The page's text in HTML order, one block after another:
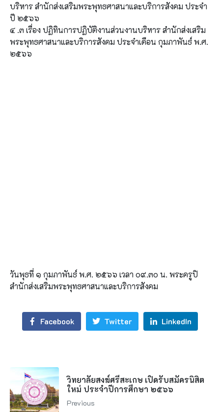
บริหาร สำนักส่งเสริมพระพุทธศาสนาและบริการสังคม ประจำ
ปี ๒๕๖๖
๔ .๓ เรื่อง ปฏิทินการปฏิบัติงานส่วนงานบริหาร สำนักส่งเสริม
พระพุทธศาสนาและบริการสังคม ประจำเดือน กุมภาพันธ์ พ.ศ.
๒๕๖๖
วันพุธที่ ๑ กุมภาพันธ์ พ.ศ. ๒๕๖๖ เวลา ๐๙.๓๐ น. พระครูปิ
สำนักส่งเสริมพระพุทธศาสนาและบริการสังคม
Facebook Twitter LinkedIn
วิทยาลัยสงฆ์ศรีสะเกษ เปิดรับสมัครนิสิต
ใหม่ ประจำปีการศึกษา ๒๕๖๖
Previous